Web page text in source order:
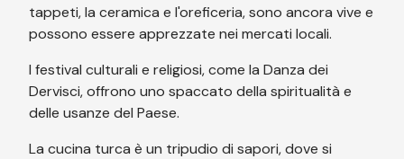
tappeti, la ceramica e l'oreficeria, sono ancora vive e
possono essere apprezzate nei mercati locali.
I festival culturali e religiosi, come la Danza dei
Dervisci, offrono uno spaccato della spiritualità e
delle usanze del Paese.
La cucina turca è un tripudio di sapori, dove si